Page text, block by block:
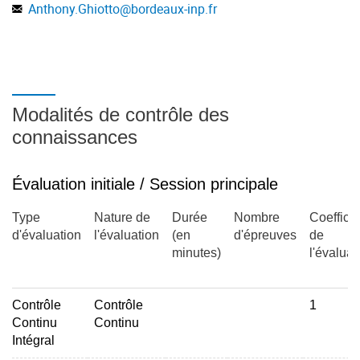
IV. Réseaux RF
3 - La matrice ABCD
V. Adaptation d'impédances
1 - Adaptation par éléments localisés
3 - Adaptation par double stub
4 - Adaptation par ligne quart d'onde
Anthony.Ghiotto@bordeaux-inp.fr
Modalités de contrôle des
connaissances
Évaluation initiale / Session principale
Type
d'évaluation
Nature de
l'évaluation
Durée
(en
minutes)
Nombre
d'épreuves
de
Contrôle
Continu
Intégral
Contrôle
Continu
1